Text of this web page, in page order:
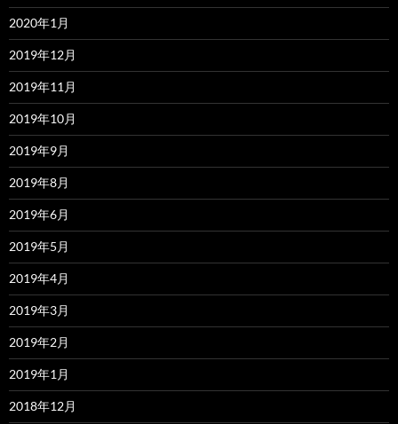
2020年1月
2019年12月
2019年11月
2019年10月
2019年9月
2019年8月
2019年6月
2019年5月
2019年4月
2019年3月
2019年2月
2019年1月
2018年12月